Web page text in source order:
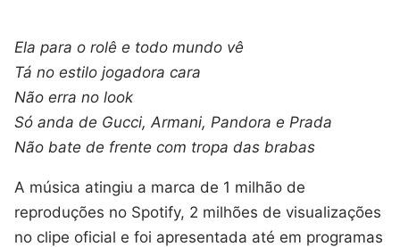
Ela para o rolê e todo mundo vê
Tá no estilo jogadora cara
Não erra no look
Só anda de Gucci, Armani, Pandora e Prada
Não bate de frente com tropa das brabas
A música atingiu a marca de 1 milhão de
reproduções no Spotify, 2 milhões de visualizações
no clipe oficial e foi apresentada até em programas